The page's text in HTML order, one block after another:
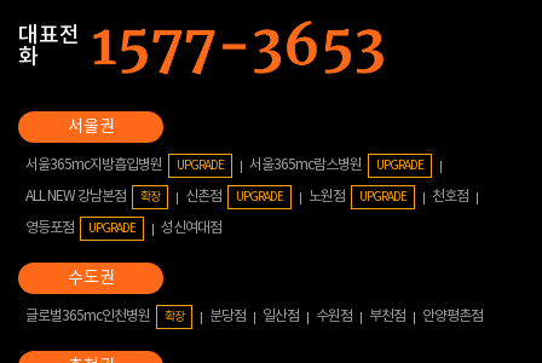
대표전
화
서울365mc지방흡입병원 UPGRADE 서울365mc람스병원 UPGRADE
ALL NEW 강남본점 확장 신촌점 UPGRADE 노원점 UPGRADE
천호점
영등포점
UPGRADE 성신여대점
글로벌365mc인천병원 확장 분당점 일산점 수원점 부천점 안양평촌점